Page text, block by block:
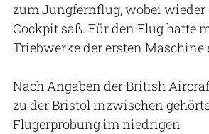
zum Jungfernflug, wobei wieder
Cockpit saß. Für den Flug hatte
Triebwerke der ersten Maschine
Nach Angaben der British
zu der Bristol inzwischen
Flugerprobung im niedrigen